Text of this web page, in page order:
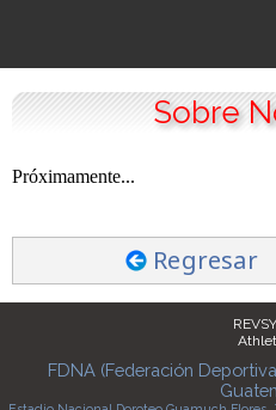
Sobre
Próximamente...
Regresar
FDNA (Federación